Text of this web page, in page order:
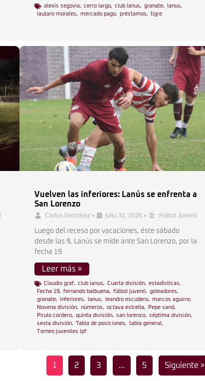
alexis segovia, cerro largo, club lanus, granate, lanus,
lautaro morales, mercado pago, préstamos, tigre
Vuelven las inferiores: Lanús se enfrenta a
San Lorenzo
Carlos González • julio 31, 2026 • Fútbol Juvenil
Luego del receso por vacaciones, éste sábado
desde las 9, Lanús se mide ante San Lorenzo, por la
fecha 19
Leer más »
Claudio graf, club lanus, Cuarta división, estadísticas,
Fecha 19, fernando balbuena, fútbol juvenil , goleadores,
granate, inferiores, lanus, leandro escudero, marcos aguirre,
Novena división, números, octava estrella, Pepe sand,
Pirulo cordero, quinta división, san lorenzo, séptima división,
sexta división, Tabla de posiciones, tabla general ,
Torneo juveniles lpf
1 2 3 … 5 Siguiente »